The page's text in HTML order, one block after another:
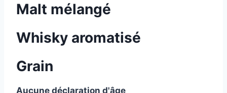
Malt mélangé
Whisky aromatisé
Grain
Aucune déclaration d'âge